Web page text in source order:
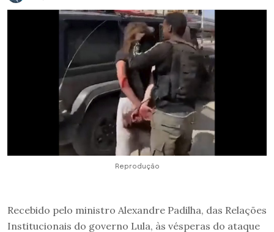
Reprodução
Recebido pelo ministro Alexandre Padilha, das Relações
Institucionais do governo Lula, às vésperas do ataque